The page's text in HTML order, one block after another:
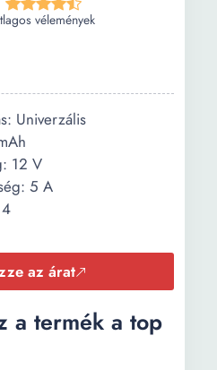
vélemények
Univerzális
12 V
5 A
az árat
a termék a top